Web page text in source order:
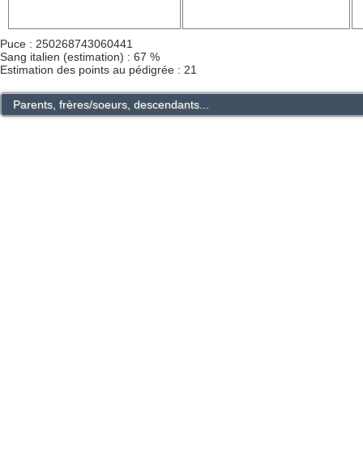
Puce : 250268743060441
Sang italien (estimation) : 67 %
Estimation des points au pédigrée : 21
Parents, frères/soeurs, descendants...